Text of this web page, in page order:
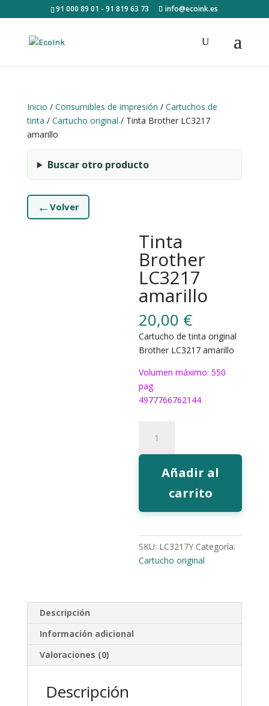
91 000 89 01 - 91 819 63 73 info@ecoink.es
Inicio / Consumibles de impresión / Cartuchos de
tinta / Cartucho original / Tinta Brother LC3217
amarillo
Buscar otro producto
← Volver
Tinta
Brother
LC3217
amarillo
20,00 €
Cartucho de tinta original
Brother LC3217 amarillo
Volumen máximo: 550
pag.
4977766762144
Brother
LC3217
amarilloAñadir al
carrito
SKU: LC3217Y Categoría:
Cartucho original
Descripción
Información adicional
Valoraciones (0)
Descripción